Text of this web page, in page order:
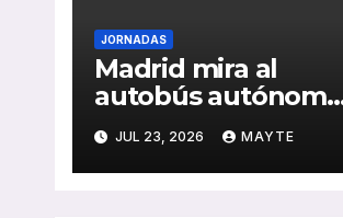
JORNADAS
Madrid mira al
autobús autónomo
como una de las
grandes apuestas
para la movilidad
JUL 23, 2026 MAYTE